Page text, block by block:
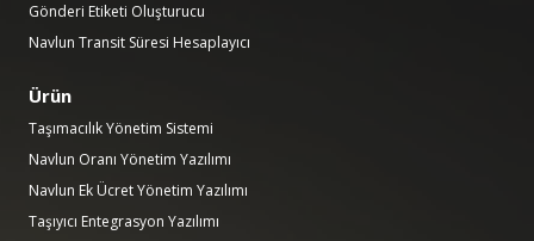
Gönderi Etiketi Oluşturucu
Navlun Transit Süresi Hesaplayıcı
Ürün
Taşımacılık Yönetim Sistemi
Navlun Oranı Yönetim Yazılımı
Navlun Ek Ücret Yönetim Yazılımı
Taşıyıcı Entegrasyon Yazılımı